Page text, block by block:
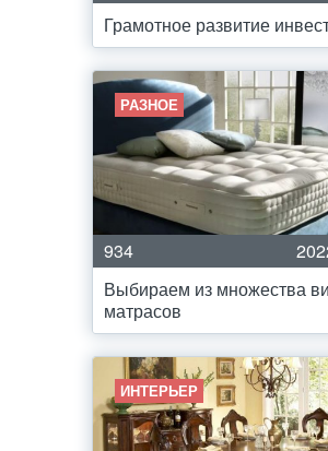
Грамотное развитие
РАЗНОЕ
934
Выбираем из множества
матрасов
ИНТЕРЬЕР